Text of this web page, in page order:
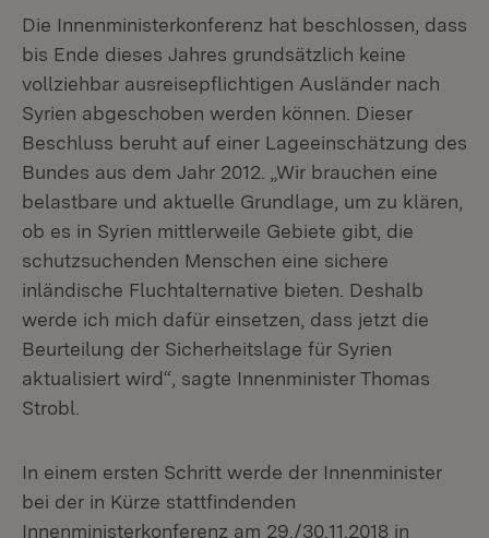
Die Innenministerkonferenz hat beschlossen, dass
bis Ende dieses Jahres grundsätzlich keine
vollziehbar ausreisepflichtigen Ausländer nach
Syrien abgeschoben werden können. Dieser
Beschluss beruht auf einer Lageeinschätzung des
Bundes aus dem Jahr 2012. „Wir brauchen eine
belastbare und aktuelle Grundlage, um zu klären,
ob es in Syrien mittlerweile Gebiete gibt, die
schutzsuchenden Menschen eine sichere
inländische Fluchtalternative bieten. Deshalb
werde ich mich dafür einsetzen, dass jetzt die
Beurteilung der Sicherheitslage für Syrien
aktualisiert wird“, sagte Innenminister Thomas
Strobl.
In einem ersten Schritt werde der Innenminister
bei der in Kürze stattfindenden
Innenministerkonferenz am 29./30.11.2018 in